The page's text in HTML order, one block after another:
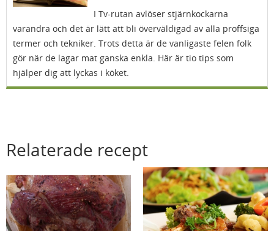
I Tv-rutan avlöser stjärnkockarna
varandra och det är lätt att bli överväldigad av alla proffsiga
termer och tekniker. Trots detta är de vanligaste felen folk
gör när de lagar mat ganska enkla. Här är tio tips som
hjälper dig att lyckas i köket.
Relaterade recept